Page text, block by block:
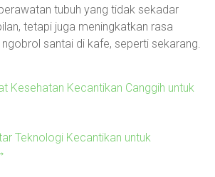
tubuh yang tidak sekadar
tetapi juga meningkatkan rasa
santai di kafe, seperti sekarang.
Kesehatan Kecantikan Canggih untuk
Teknologi Kecantikan untuk